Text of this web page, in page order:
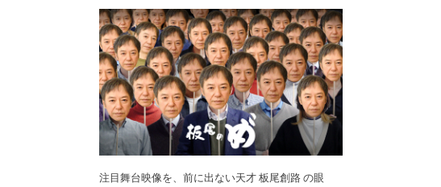
注目舞台映像を、前に出ない天才 板尾創路 の眼